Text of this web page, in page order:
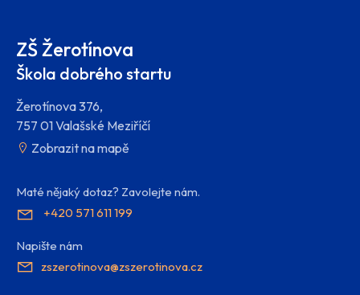
ZŠ Žerotínova
Škola dobrého startu
Žerotínova 376,
757 01 Valašské Meziříčí
Zobrazit na mapě
Maté nějaký dotaz? Zavolejte nám.
+420 571 611 199
Napište nám
zszerotinova@zszerotinova.cz